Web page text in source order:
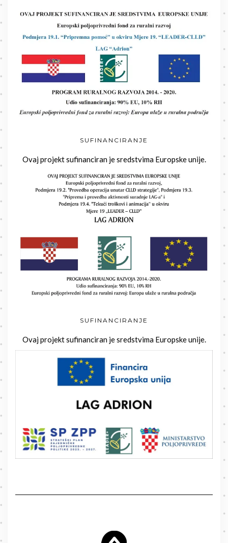
SUFINANCIRANJE
Ovaj projekt sufinanciran je sredstvima Europske unije.
SUFINANCIRANJE
Ovaj projekt sufinanciran je sredstvima Europske unije.